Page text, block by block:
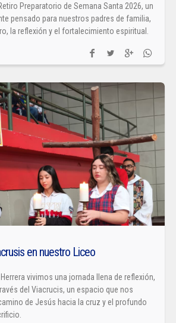
Preparatorio de Semana Santa 2026, un
pensado para nuestros padres de familia,
la reflexión y el fortalecimiento espiritual.
en nuestro Liceo
vivimos una jornada llena de reflexión,
del Viacrucis, un espacio que nos
de Jesús hacia la cruz y el profundo